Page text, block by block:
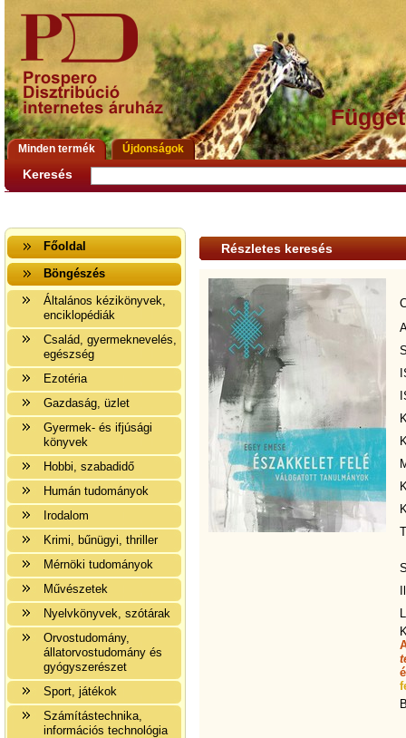
Minden termék Újdonságok
Keresés
Főoldal
Böngészés
Általános kézikönyvek,
enciklopédiák
Család, gyermeknevelés,
egészség
Ezotéria
Gazdaság, üzlet
Gyermek- és ifjúsági
könyvek
Hobbi, szabadidő
Humán tudományok
Irodalom
Krimi, bűnügyi, thriller
Mérnöki tudományok
Művészetek
Nyelvkönyvek, szótárak
Orvostudomány,
állatorvostudomány és
gyógyszerészet
Sport, játékok
Számítástechnika,
információs technológia
Részletes keresés